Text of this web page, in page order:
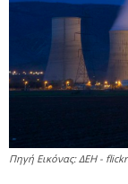
Πηγή Εικόνας: ΔΕΗ - flickr